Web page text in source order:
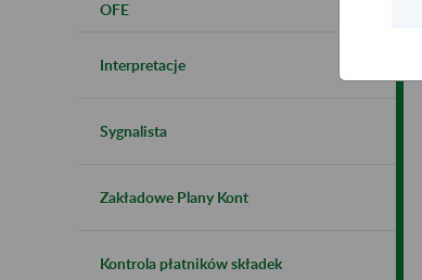
OFE
Interpretacje
Sygnalista
Zakładowe Plany Kont
Kontrola płatników składek